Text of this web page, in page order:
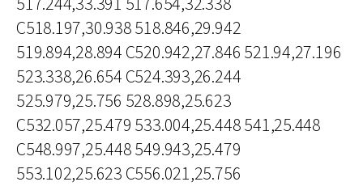
C518.197,30.938 518.846,29.942
519.894,28.894 C520.942,27.846 521.94,27.196
523.338,26.654 C524.393,26.244
525.979,25.756 528.898,25.623
C532.057,25.479 533.004,25.448 541,25.448
C548.997,25.448 549.943,25.479
553.102,25.623 C556.021,25.756